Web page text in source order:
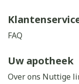
FAQ
Uw apotheek
Over ons Nuttige